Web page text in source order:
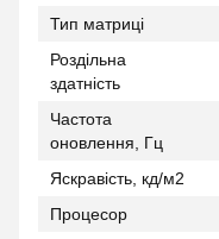
Тип матриці
Роздільна
здатність
Частота
оновлення, Гц
Яскравість, кд/м2
Процесор